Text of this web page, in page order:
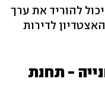
להוריד את ערך
בין האצטדיון לדירות
- תחנת